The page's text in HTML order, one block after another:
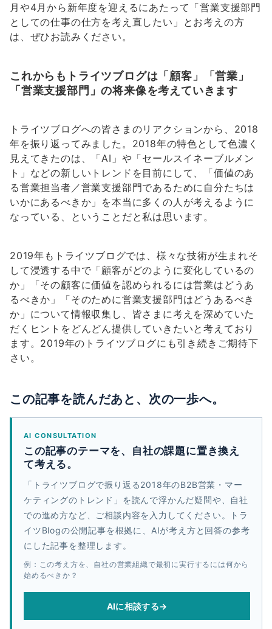
月や4月から新年度を迎えるにあたって「営業支援部門
としての仕事の仕方を考え直したい」とお考えの方
は、ぜひお読みください。
これからもトライツブログは「顧客」「営業」
「営業支援部門」の将来像を考えていきます
トライツブログへの皆さまのリアクションから、2018
年を振り返ってみました。2018年の特色として色濃く
見えてきたのは、「AI」や「セールスイネーブルメン
ト」などの新しいトレンドを目前にして、「価値のあ
る営業担当者／営業支援部門であるために自分たちは
いかにあるべきか」を本当に多くの人が考えるように
なっている、ということだと私は思います。
2019年もトライツブログでは、様々な技術が生まれそ
して浸透する中で「顧客がどのように変化しているの
か」「その顧客に価値を認められるには営業はどうあ
るべきか」「そのために営業支援部門はどうあるべき
か」について情報収集し、皆さまに考えを深めていた
だくヒントをどんどん提供していきたいと考えており
ます。2019年のトライツブログにも引き続きご期待下
さい。
この記事を読んだあと、次の一歩へ。
AI CONSULTATION
この記事のテーマを、自社の課題に置き換え
て考える。
「トライツブログで振り返る2018年のB2B営業・マー
ケティングのトレンド」を読んで浮かんだ疑問や、自社
での進め方など、ご相談内容を入力してください。トラ
イツBlogの公開記事を根拠に、AIが考え方と回答の参考
にした記事を整理します。
例：この考え方を、自社の営業組織で最初に実行するには何から
始めるべきか？
AIに相談する→